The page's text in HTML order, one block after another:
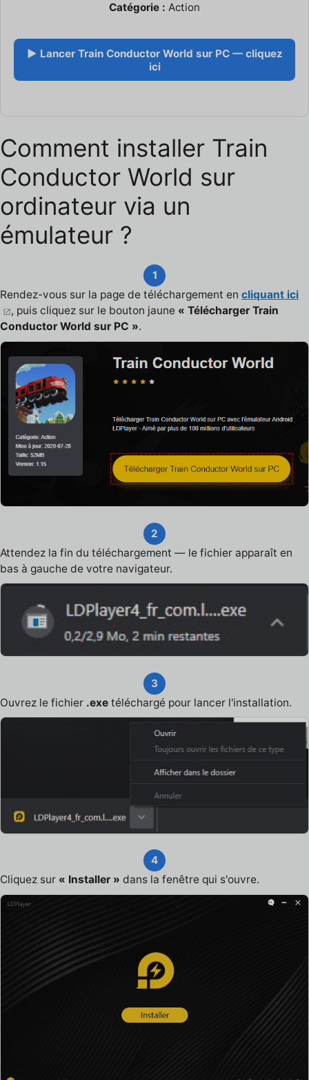
Catégorie : Action
▶ Lancer Train Conductor World sur PC — cliquez
ici
Comment installer Train
Conductor World sur
ordinateur via un
émulateur ?
1
Rendez-vous sur la page de téléchargement en cliquant ici
, puis cliquez sur le bouton jaune « Télécharger Train
Conductor World sur PC ».
2
Attendez la fin du téléchargement — le fichier apparaît en
bas à gauche de votre navigateur.
3
Ouvrez le fichier .exe téléchargé pour lancer l'installation.
4
Cliquez sur « Installer » dans la fenêtre qui s'ouvre.